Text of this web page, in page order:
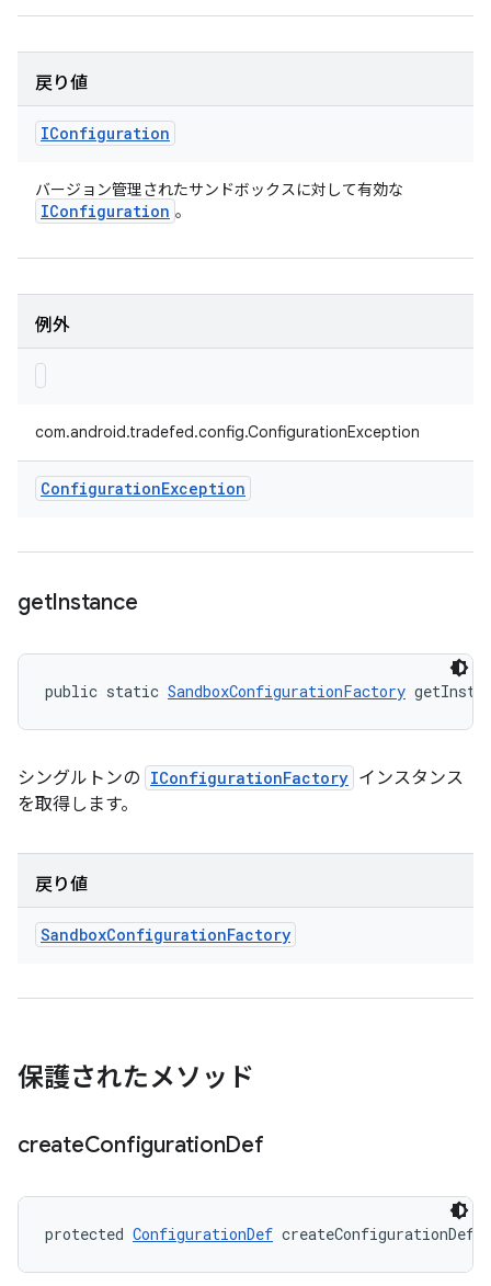
戻り値
IConfiguration
バージョン管理されたサンドボックスに対して有効な
IConfiguration 。
例外
com.android.tradefed.config.ConfigurationException
ConfigurationException
getInstance
public static SandboxConfigurationFactory
シングルトンの IConfigurationFactory インスタンス
を取得します。
戻り値
SandboxConfigurationFactory
保護されたメソッド
createConfigurationDef
protected ConfigurationDef createConfigurationDef